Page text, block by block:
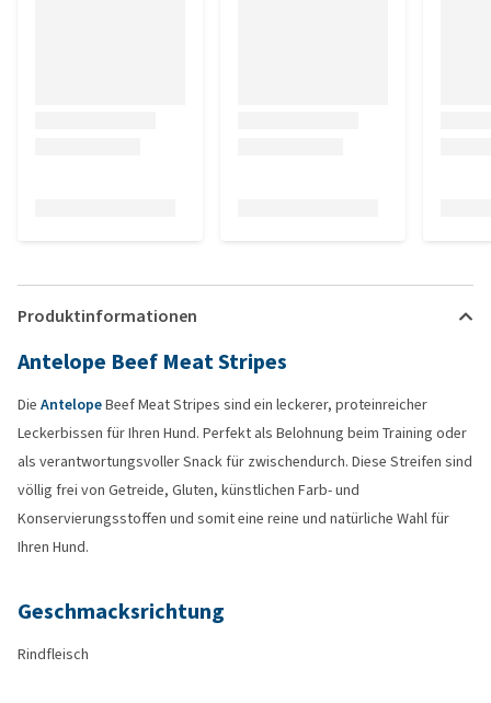
Produktinformationen
Antelope Beef Meat Stripes
Die AntelopeBeef Meat Stripes sind ein leckerer, proteinreicher
Leckerbissen für Ihren Hund. Perfekt als Belohnung beim Training oder
als verantwortungsvoller Snack für zwischendurch. Diese Streifen sind
völlig frei von Getreide, Gluten, künstlichen Farb- und
Konservierungsstoffen und somit eine reine und natürliche Wahl für
Ihren Hund.
Geschmacksrichtung
Rindfleisch